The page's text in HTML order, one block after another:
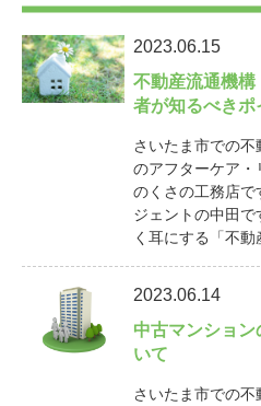
2023.06.15
不動産流通機
者が知るべきポ
さいたま市での
のアフターケア・
のくさの工務店
ジェントの中田で
く耳にする「不動
2023.06.14
中古マンショ
いて
さいたま市での